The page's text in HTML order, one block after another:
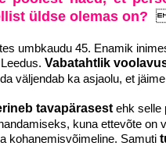
üldse olemas on?
umbkaudu 45. Enamik
Vabatahtlik
väljendab ka asjaolu, et
tavapärasest ehk selle
kuna ettevõte
kohanemisvõimeline. Samuti